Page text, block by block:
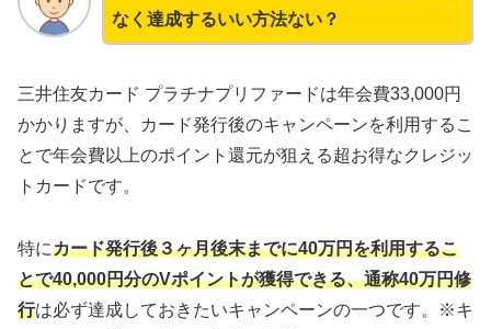
なく達成するいい方法ない？
三井住友カード プラチナプリファードは年会費33,000円
かかりますが、カード発行後のキャンペーンを利用するこ
とで年会費以上のポイント還元が狙える超お得なクレジッ
トカードです。
特にカード発行後３ヶ月後末までに40万円を利用するこ
とで40,000円分のVポイントが獲得できる、通称40万円修
行は必ず達成しておきたいキャンペーンの一つです。※キ